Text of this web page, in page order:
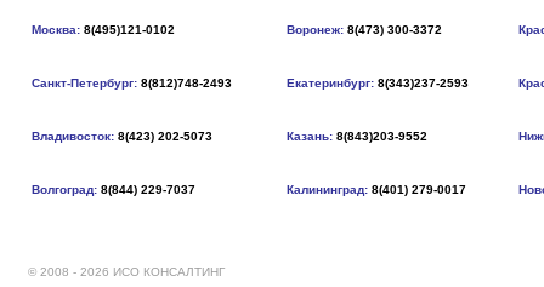
Москва: 8(495)121-0102 Воронеж: 8(473) 300-3372
Санкт-Петербург: 8(812)748-2493 Екатеринбург: 8(343)237-2593
Владивосток: 8(423) 202-5073 Казань: 8(843)203-9552
Волгоград: 8(844) 229-7037 Калининград: 8(401) 279-0017
© 2008 - 2026 ИСО КОНСАЛТИНГ